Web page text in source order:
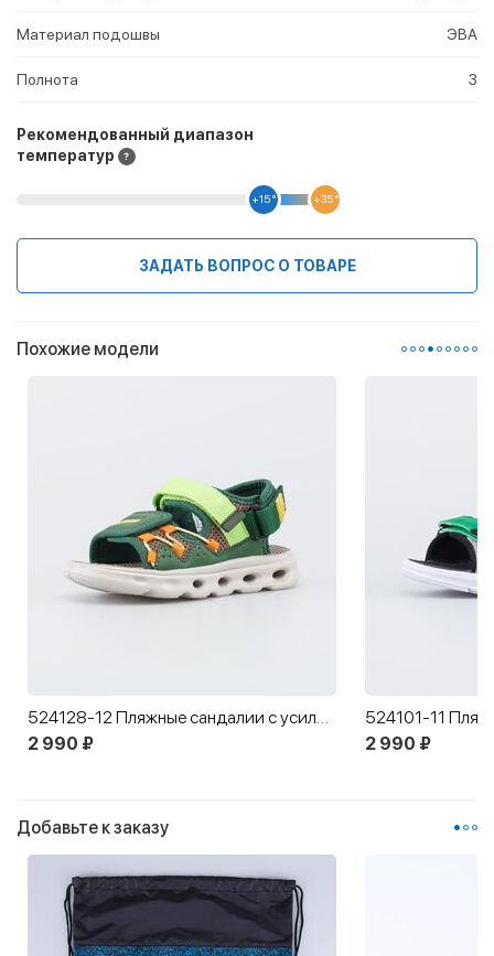
Материал подошвы ЭВА
Полнота 3
Рекомендованный диапазон
температур
+15 ° +35 °
ЗАДАТЬ ВОПРОС О ТОВАРЕ
Похожие модели
524128-12 Пляжные сандалии с усиленной амортизацией
2 990 ₽
524101-11
2 990 ₽
Добавьте к заказу